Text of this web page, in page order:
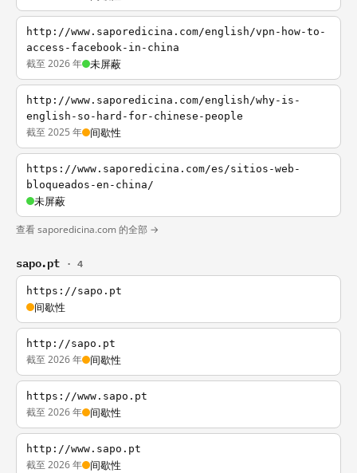
http://www.saporedicina.com/english/vpn-how-to-
access-facebook-in-china
截至 2026 年 未屏蔽
http://www.saporedicina.com/english/why-is-
english-so-hard-for-chinese-people
截至 2025 年 间歇性
https://www.saporedicina.com/es/sitios-web-
bloqueados-en-china/
未屏蔽
查看 saporedicina.com 的全部 →
sapo.pt · 4
https://sapo.pt
间歇性
http://sapo.pt
截至 2026 年 间歇性
https://www.sapo.pt
截至 2026 年 间歇性
http://www.sapo.pt
截至 2026 年 间歇性